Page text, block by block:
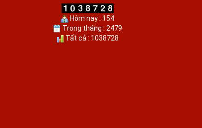
Hôm nay : 154
Trong tháng : 2479
Tất cả : 1038728